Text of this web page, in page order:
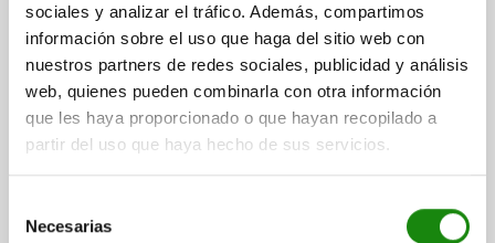
sociales y analizar el tráfico. Además, compartimos
información sobre el uso que haga del sitio web con
nuestros partners de redes sociales, publicidad y análisis
web, quienes pueden combinarla con otra información
que les haya proporcionado o que hayan recopilado a
partir del uso que haya hecho de sus servicios.
Necesarias
CARRERA S=6 SW=14
Referencia:03190-12065
$268.20
más IVA.
más gastos de envío
DETALLES